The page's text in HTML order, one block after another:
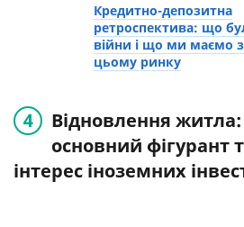
Кредитно-депозитна
ретроспектива: що
війни і що ми маємо
цьому ринку
Відновлення
основний фігурант
інтерес іноземних